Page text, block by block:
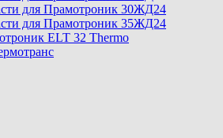
для Прамотроник 30ЖД24
для Прамотроник 35ЖД24
ELT 32 Thermo